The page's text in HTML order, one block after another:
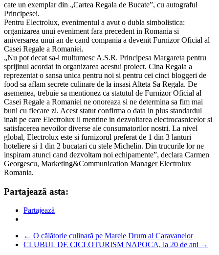
cate un exemplar din „Cartea Regala de Bucate”, cu autograful
Principesei.
Pentru Electrolux, evenimentul a avut o dubla simbolistica:
organizarea unui eveniment fara precedent in Romania si
aniversarea unui an de cand compania a devenit Furnizor Oficial al
Casei Regale a Romaniei.
„Nu pot decat sa-i multumesc A.S.R. Principesa Margareta pentru
sprijinul acordat in organizarea acestui proiect. Cina Regala a
reprezentat o sansa unica pentru noi si pentru cei cinci bloggeri de
food sa aflam secrete culinare de la insasi Alteta Sa Regala. De
asemenea, trebuie sa mentionez ca statutul de Furnizor Oficial al
Casei Regale a Romaniei ne onoreaza si ne determina sa fim mai
buni cu fiecare zi. Acest statut confirma o data in plus standardul
inalt pe care Electrolux il mentine in dezvoltarea electrocasnicelor si
satisfacerea nevoilor diverse ale consumatorilor nostri. La nivel
global, Electrolux este si furnizorul preferat de 1 din 3 lanturi
hoteliere si 1 din 2 bucatari cu stele Michelin. Din trucurile lor ne
inspiram atunci cand dezvoltam noi echipamente”, declara Carmen
Georgescu, Marketing&Communication Manager Electrolux
Romania.
Partajează asta:
Partajează
← O călătorie culinară pe Marele Drum al Caravanelor
CLUBUL DE CICLOTURISM NAPOCA, la 20 de ani →